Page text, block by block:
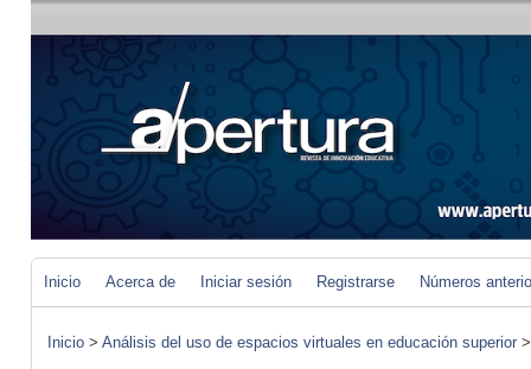
Inicio Acerca de Iniciar sesión Registrarse Números
Inicio > Análisis del uso de espacios virtuales en educación superior